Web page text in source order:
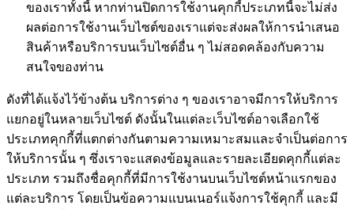
ของเราทั้งนี้ หากท่านปิดการใช้งานคุกกี้ประเภทนี้จะไม่ส่ง
ผลต่อการใช้งานเว็บไซต์ของเราแต่จะส่งผลให้การนำเสนอ
สินค้าหรือบริการบนเว็บไซต์อื่น ๆ ไม่สอดคล้องกับความ
สนใจของท่าน
ดังที่ได้แจ้งไว้ข้างต้น บริการต่าง ๆ ของเราอาจมีการให้บริการ
แยกอยู่ในหลายเว็บไซต์ ดังนั้นในแต่ละเว็บไซต์อาจเลือกใช้
ประเภทคุกกี้ที่แตกต่างกันตามความเหมาะสมและจำเป็นต่อการ
ให้บริการนั้น ๆ ซึ่งเราจะแสดงข้อมูลและรายละเอียดคุกกี้แต่ละ
ประเภท รวมถึงชื่อคุกกี้ที่มีการใช้งานบนเว็บไซต์หน้าแรกของ
แต่ละบริการ โดยเป็นข้อความแบนเนอร์แจ้งการใช้คุกกี้ และมี